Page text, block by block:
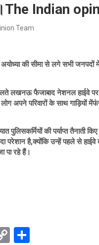
Indian
Team
की सीमा से लगे सभी जनपदों में
लखनऊ फैजाबाद नेशनल हाईवे
अपने परिवारों के साथ गाड़ियों
पुलिसकर्मियों की पर्याप्त
परेशान है,क्योंकि उन्हें पहले से
पा रहे हैं।
C